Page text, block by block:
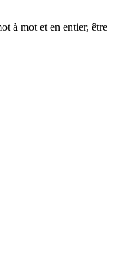
à mot et en entier, être